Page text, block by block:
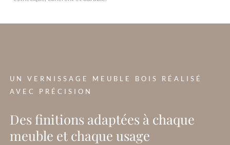
UN VERNISSAGE MEUBLE BOIS RÉALISÉ
AVEC PRÉCISION
Des finitions adaptées à chaque
meuble et chaque usage